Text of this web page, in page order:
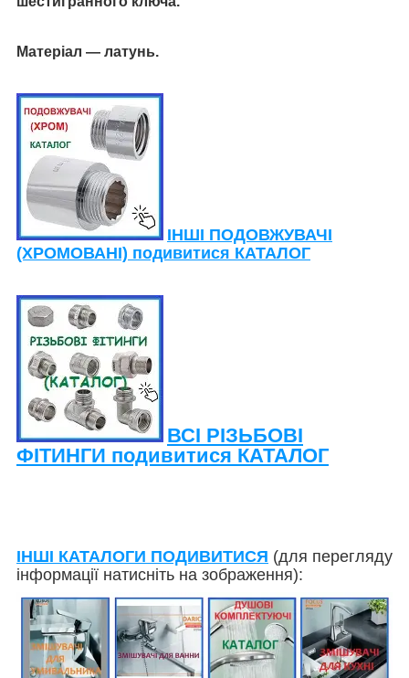
Матеріал — латунь.
ІНШІ ПОДОВЖУВАЧІ
(ХРОМОВАНІ) подивитися КАТАЛОГ
ВСІ РІЗЬБОВІ
ФІТИНГИ подивитися КАТАЛОГ
ІНШІ КАТАЛОГИ ПОДИВИТИСЯ (для перегляду
інформації натисніть на зображення):